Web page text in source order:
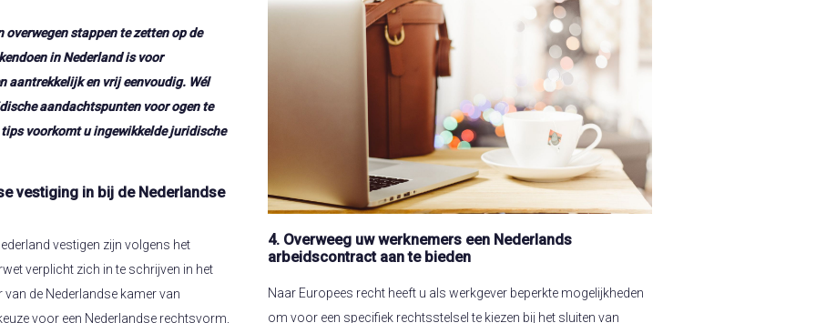
overwegen stappen te zetten op de
in Nederland is voor
aantrekkelijk en vrij eenvoudig. Wél
aandachtspunten voor ogen te
voorkomt u ingewikkelde juridische
vestiging in bij de Nederlandse
vestigen zijn volgens het
verplicht zich in te schrijven in het
de Nederlandse kamer van
voor een Nederlandse rechtsvorm,
4. Overweeg uw werknemers een Nederlands
arbeidscontract aan te bieden
Naar Europees recht heeft u als werkgever beperkte mogelijkheden
om voor een specifiek rechtsstelsel te kiezen bij het sluiten van